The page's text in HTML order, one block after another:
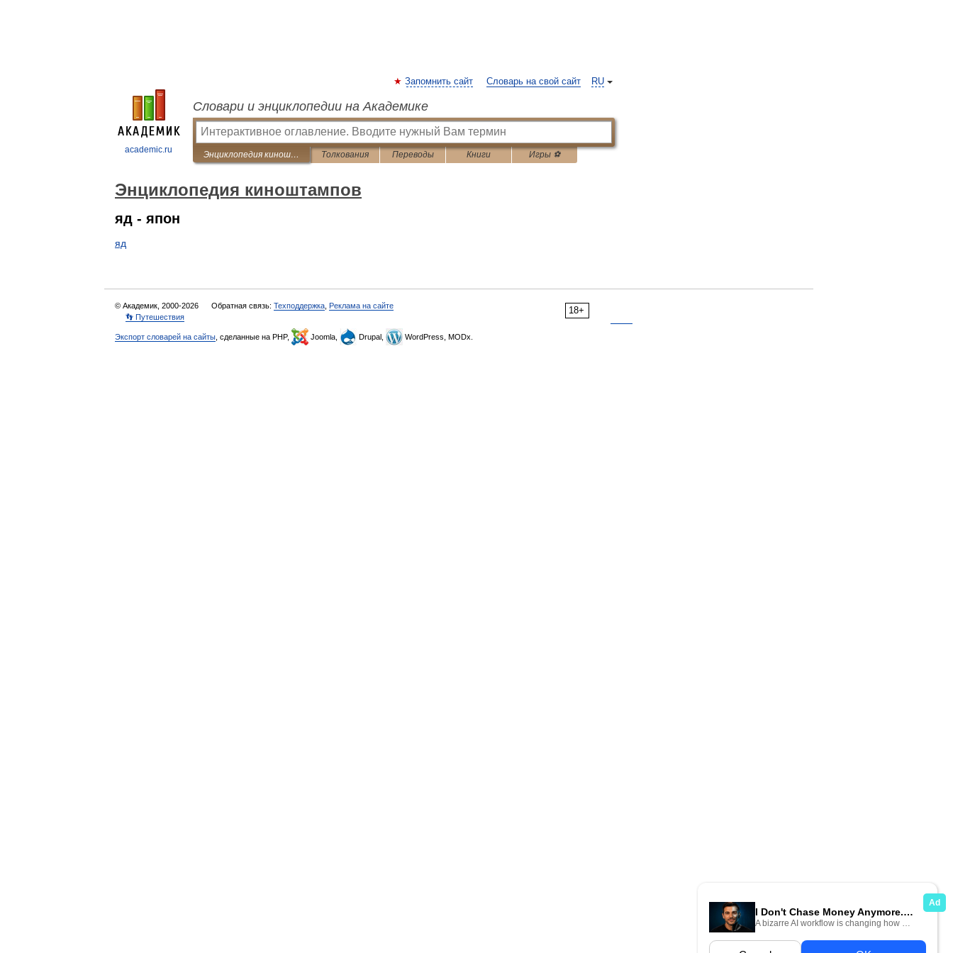
academic.ru
RU
Запомнить сайт Словарь на свой сайт
Словари и энциклопедии на Академике
Энциклопедия киноштампов Толкования Переводы Книги Игры ⚽
Энциклопедия киноштампов
яд - япон
яд
18+
© Академик, 2000-2026 Обратная связь: Техподдержка Реклама на сайте
👣 Путешествия
Экспорт словарей на сайты , сделанные на PHP, Joomla, Drupal, WordPress, MODx.